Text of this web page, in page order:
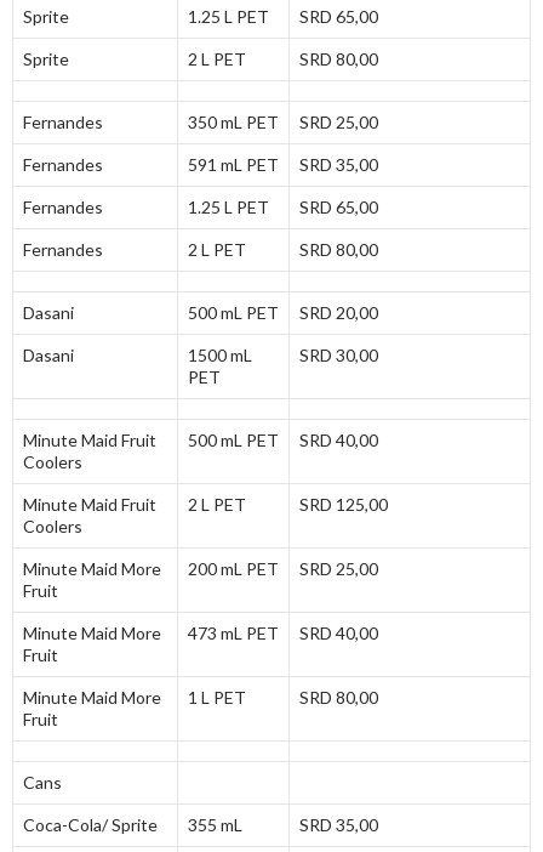
Sprite 1.25 L PET SRD 65,00
Sprite 2 L PET SRD 80,00
Fernandes 350 mL PET SRD 25,00
Fernandes 591 mL PET SRD 35,00
Fernandes 1.25 L PET SRD 65,00
Fernandes 2 L PET SRD 80,00
Dasani 500 mL PET SRD 20,00
Dasani
1500 mL
PET
SRD 30,00
Minute Maid Fruit
Coolers
500 mL PET SRD 40,00
Minute Maid Fruit
Coolers
2 L PET SRD 125,00
Minute Maid More
Fruit
200 mL PET SRD 25,00
Minute Maid More
Fruit
473 mL PET SRD 40,00
Minute Maid More
Fruit
1 L PET SRD 80,00
Cans
Coca-Cola/ Sprite 355 mL SRD 35,00